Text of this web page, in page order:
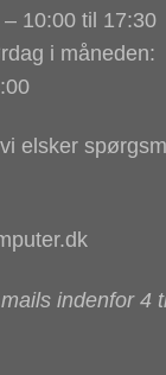
10:00 til 17:30
i måneden:
elsker
indenfor 4